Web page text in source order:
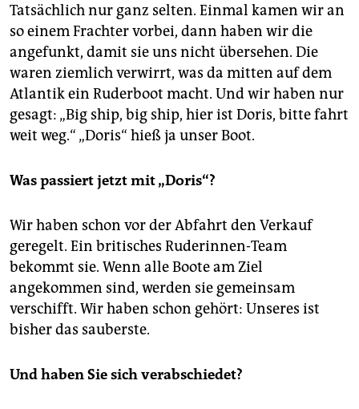
Tatsächlich nur ganz selten. Einmal kamen wir an
so einem Frachter vorbei, dann haben wir die
angefunkt, damit sie uns nicht übersehen. Die
waren ziemlich verwirrt, was da mitten auf dem
Atlantik ein Ruderboot macht. Und wir haben nur
gesagt: „Big ship, big ship, hier ist Doris, bitte fahrt
weit weg.“ „Doris“ hieß ja unser Boot.
Was passiert jetzt mit „Doris“?
Wir haben schon vor der Abfahrt den Verkauf
geregelt. Ein britisches Ruderinnen-Team
bekommt sie. Wenn alle Boote am Ziel
angekommen sind, werden sie gemeinsam
verschifft. Wir haben schon gehört: Unseres ist
bisher das sauberste.
Und haben Sie sich verabschiedet?